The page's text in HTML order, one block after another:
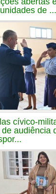
de ...
cívico-
audiência